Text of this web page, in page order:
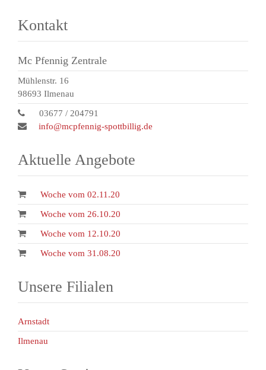
Kontakt
Mc Pfennig Zentrale
Mühlenstr. 16
98693 Ilmenau
03677 / 204791
info@mcpfennig-spottbillig.de
Aktuelle Angebote
Woche vom 02.11.20
Woche vom 26.10.20
Woche vom 12.10.20
Woche vom 31.08.20
Unsere Filialen
Arnstadt
Ilmenau